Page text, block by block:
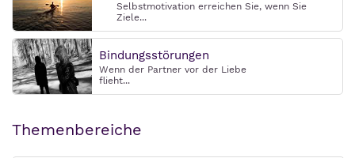
Selbstmotivation erreichen Sie, wenn Sie
Ziele...
Bindungsstörungen
Wenn der Partner vor der Liebe
flieht...
Themenbereiche